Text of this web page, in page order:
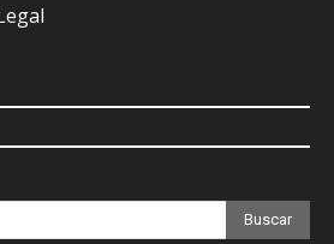
Buscar